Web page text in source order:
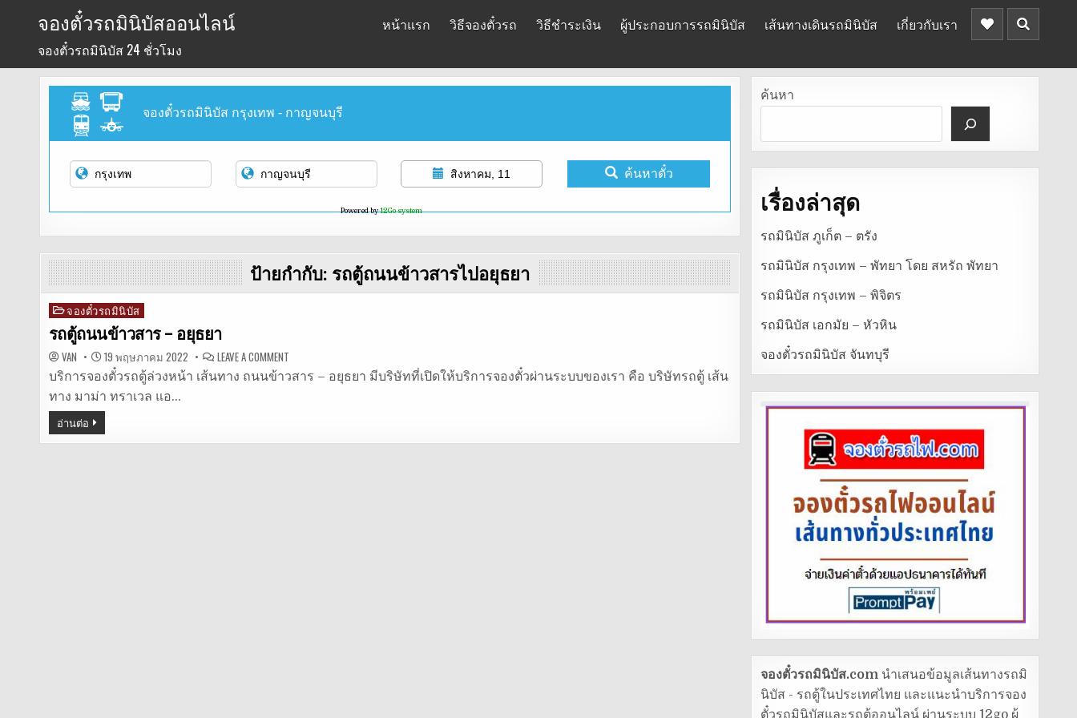
content
จองตั๋วรถมินิบัสออนไลน์
จองตั๋วรถมินิบัส 24 ชั่วโมง
หน้าแรก วิธีจองตั๋วรถ วิธีชำระเงิน ผู้ประกอบการรถมินิบัส เส้นทางเดินรถมินิบัส เกี่ยวกับเรา
จองตั๋วรถมินิบัส กรุงเทพ - กาญจนบุรี
สิงหาคม, 11 ค้นหาตั๋ว
Powered by12Go system
ป้ายกำกับ: รถตู้ถนนข้าวสารไปอยุธยา
Posted
in
จองตั๋วรถมินิบัส
รถตู้ถนนข้าวสาร – อยุธยา
VAN 19 พฤษภาคม 2022 LEAVE A COMMENTON
ตู้
บริการจองตั๋วรถตู้ล่วงหน้า เส้นทาง ถนนข้าวสาร – อยุธยา มีบริษัทที่เปิดให้บริการจองตั๋วผ่านระบบของเรา คือ บริษัทรถตู้ เส้น
ทาง มาม่า ทราเวล แอ…
อ่านต่อ
ค้นหา
เรื่องล่าสุด
รถมินิบัส ภูเก็ต – ตรัง
รถมินิบัส กรุงเทพ – พัทยา โดย สหรัถ พัทยา
รถมินิบัส กรุงเทพ – พิจิตร
รถมินิบัส เอกมัย – หัวหิน
จองตั๋วรถมินิบัส จันทบุรี
จองตั๋วรถมินิบัส.comนำเสนอข้อมูลเส้นทางรถมิ
นิบัส - รถตู้ในประเทศไทย และแนะนำบริการจอง
ตั๋วรถมินิบัสและรถตู้ออนไลน์ ผ่านระบบ 12go ผู้